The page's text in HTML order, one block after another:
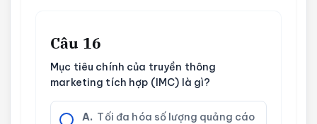
Câu 16
Mục tiêu chính của truyền thông
marketing tích hợp (IMC) là gì?
A. Tối đa hóa số lượng quảng cáo